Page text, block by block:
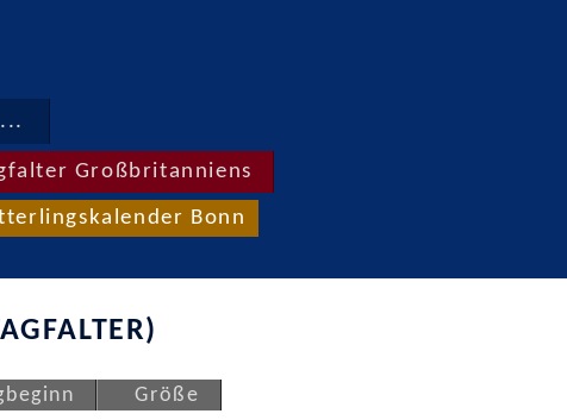
Großbritanniens
Bonn
Größe